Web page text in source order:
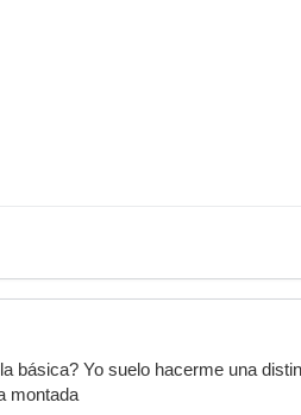
básica? Yo suelo hacerme una
montada